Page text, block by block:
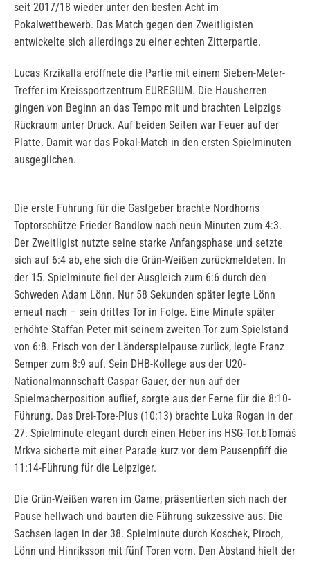
seit 2017/18 wieder unter den besten Acht im
Pokalwettbewerb. Das Match gegen den Zweitligisten
entwickelte sich allerdings zu einer echten Zitterpartie.
Lucas Krzikalla eröffnete die Partie mit einem Sieben-Meter-
Treffer im Kreissportzentrum EUREGIUM. Die Hausherren
gingen von Beginn an das Tempo mit und brachten Leipzigs
Rückraum unter Druck. Auf beiden Seiten war Feuer auf der
Platte. Damit war das Pokal-Match in den ersten Spielminuten
ausgeglichen.
Die erste Führung für die Gastgeber brachte Nordhorns
Toptorschütze Frieder Bandlow nach neun Minuten zum 4:3.
Der Zweitligist nutzte seine starke Anfangsphase und setzte
sich auf 6:4 ab, ehe sich die Grün-Weißen zurückmeldeten. In
der 15. Spielminute fiel der Ausgleich zum 6:6 durch den
Schweden Adam Lönn. Nur 58 Sekunden später legte Lönn
erneut nach – sein drittes Tor in Folge. Eine Minute später
erhöhte Staffan Peter mit seinem zweiten Tor zum Spielstand
von 6:8. Frisch von der Länderspielpause zurück, legte Franz
Semper zum 8:9 auf. Sein DHB-Kollege aus der U20-
Nationalmannschaft Caspar Gauer, der nun auf der
Spielmacherposition auflief, sorgte aus der Ferne für die 8:10-
Führung. Das Drei-Tore-Plus (10:13) brachte Luka Rogan in der
27. Spielminute elegant durch einen Heber ins HSG-Tor.bTomáš
Mrkva sicherte mit einer Parade kurz vor dem Pausenpfiff die
11:14-Führung für die Leipziger.
Die Grün-Weißen waren im Game, präsentierten sich nach der
Pause hellwach und bauten die Führung sukzessive aus. Die
Sachsen lagen in der 38. Spielminute durch Koschek, Piroch,
Lönn und Hinriksson mit fünf Toren vorn. Den Abstand hielt der